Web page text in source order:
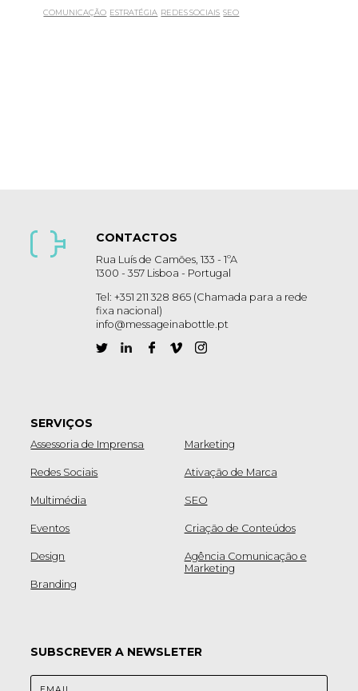
COMUNICAÇÃO ESTRATÉGIA REDES SOCIAIS SEO
CONTACTOS
Rua Luís de Camões, 133 - 1ºA
1300 - 357 Lisboa - Portugal
Tel: +351 211 328 865 (Chamada para a rede
fixa nacional)
info@messageinabottle.pt
SERVIÇOS
Assessoria de Imprensa
Redes Sociais
Multimédia
Eventos
Design
Branding
Marketing
Ativação de Marca
SEO
Criação de Conteúdos
Agência Comunicação e
Marketing
SUBSCREVER A NEWSLETER